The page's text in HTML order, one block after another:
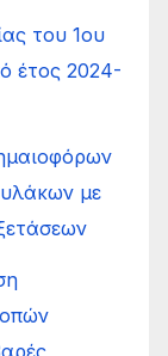
του 1ου
έτος 2024-
με